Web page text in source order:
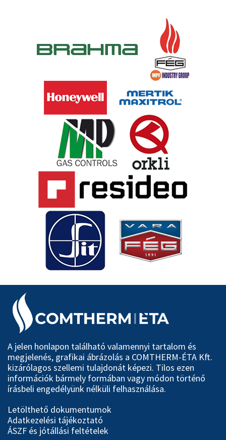
A jelen honlapon található valamennyi tartalom és
megjelenés, grafikai ábrázolás a COMTHERM-ÉTA Kft.
kizárólagos szellemi tulajdonát képezi. Tilos ezen
információk bármely formában vagy módon történő
írásbeli engedélyünk nélküli felhasználása.
Letölthető dokumentumok
Adatkezelési tájékoztató
ÁSZF és jótállási feltételek